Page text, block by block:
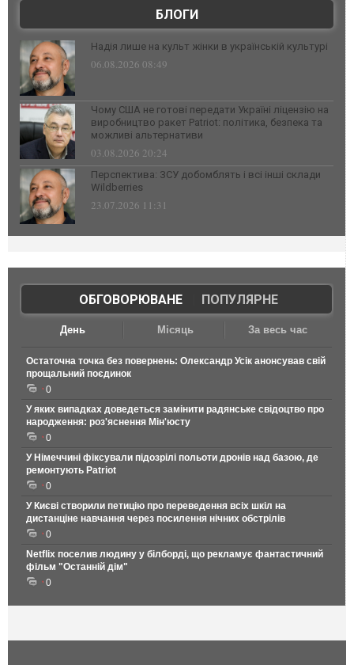
БЛОГИ
Надія лише на культ жінки в українській культурі
06.08.2026 08:49
Чому США не готові передати Україні ліцензію на
виробництво ракет Patriot: політика, безпека та
можливі альтернативи
03.08.2026 20:24
Перспектива: ЗСУ добомблять і всі інші склади
Wildberries
23.07.2026 11:31
ОБГОВОРЮВАНЕ| ПОПУЛЯРНЕ
День Місяць За весь час
Остаточна точка без повернень: Олександр Усік анонсував свій
прощальний поєдинок
0
У яких випадках доведеться замінити радянське свідоцтво про
народження: роз'яснення Мін'юсту
0
У Німеччині фіксували підозрілі польоти дронів над базою, де
ремонтують Patriot
0
У Києві створили петицію про переведення всіх шкіл на
дистанціне навчання через посилення нічних обстрілів
0
Netflix поселив людину у білборді, що рекламує фантастичний
фільм "Останній дім"
0